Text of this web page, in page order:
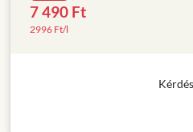
7 490 Ft
2996 Ft/l